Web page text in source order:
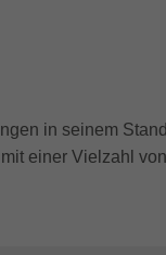
in seinem
einer Vielzahl